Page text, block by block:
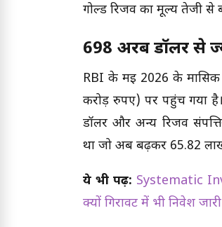
गोल्ड रिजर्व का मूल्य तेजी से
698 अरब डॉलर से
RBI के मई 2026 के
करोड़ रुपए) पर पहुंच गया है।
डॉलर और अन्य रिजर्व
था जो अब बढ़कर 65.82
ये भी पढ़ें: Systematic
क्यों गिरावट में भी निवेश